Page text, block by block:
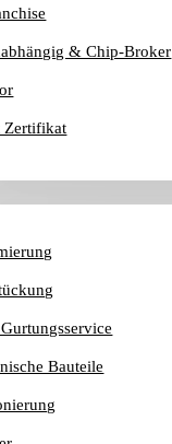
& Chip-Broker
Zertifikat
Bauteile